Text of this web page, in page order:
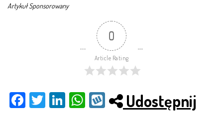
Artykuł Sponsorowany
0
Article Rating
Fac
Twit
Link
Wh
Wy
Udostępnij